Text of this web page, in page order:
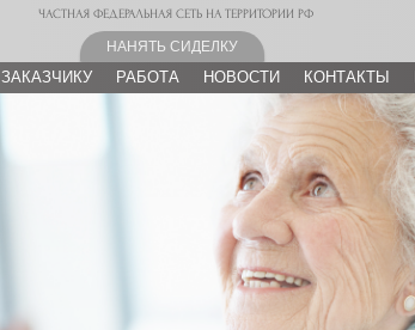
ЧАСТНАЯ ФЕДЕРАЛЬНАЯ СЕТЬ НА ТЕРРИТОРИИ РФ
НАНЯТЬ СИДЕЛКУ
ЗАКАЗЧИКУ РАБОТА НОВОСТИ КОНТАКТЫ